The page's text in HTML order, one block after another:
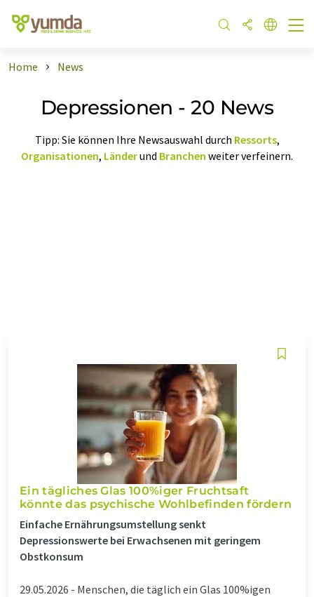
Home News
Depressionen - 20 News
Tipp: Sie können Ihre Newsauswahl durch Ressorts,
Organisationen, Länderund Branchen weiter verfeinern.
Ein tägliches Glas 100%iger Fruchtsaft
könnte das psychische Wohlbefinden fördern
Einfache Ernährungsumstellung senkt
Depressionswerte bei Erwachsenen mit geringem
Obstkonsum
29.05.2026 - Menschen, die täglich ein Glas 100%igen